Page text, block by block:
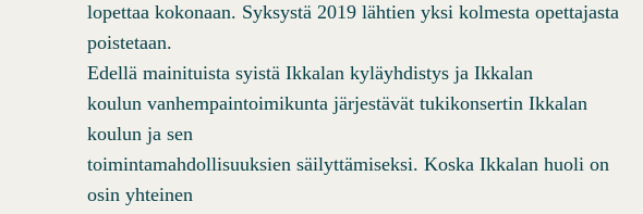
lopettaa kokonaan. Syksystä 2019 lähtien yksi kolmesta opettajasta
poistetaan.
Edellä mainituista syistä Ikkalan kyläyhdistys ja Ikkalan
koulun vanhempaintoimikunta järjestävät tukikonsertin Ikkalan
koulun ja sen
toimintamahdollisuuksien säilyttämiseksi. Koska Ikkalan huoli on
osin yhteinen